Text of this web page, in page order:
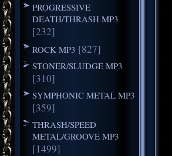
PROGRESSIVE
DEATH/THRASH MP3
[232]
ROCK MP3 [827]
STONER/SLUDGE MP3
[310]
SYMPHONIC METAL MP3
[359]
THRASH/SPEED
METAL/GROOVE MP3
[1499]